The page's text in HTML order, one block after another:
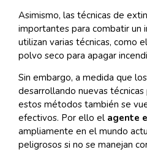
Asimismo, las técnicas de
importantes para combatir un
utilizan varias técnicas, como
polvo seco para apagar
Sin embargo, a medida que
desarrollando nuevas
estos métodos también se
efectivos. Por ello el agente
ampliamente en el mundo
peligrosos si no se manejan